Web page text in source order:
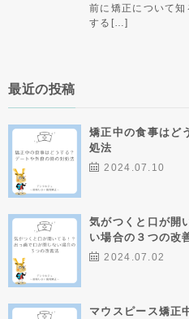
前に矯正について
する[…]
最近の投稿
矯正中の食事はど
処法
2024.07.10
気がつくと口が開
い場合の３つの改
2024.07.02
マウスピース矯正